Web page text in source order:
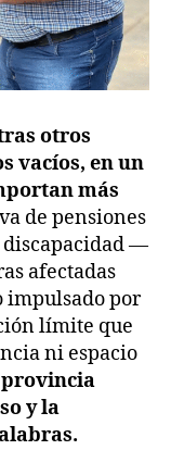
otros
vacíos, en un
más
de pensiones
discapacidad —
afectadas
por
límite que
ni espacio
y la